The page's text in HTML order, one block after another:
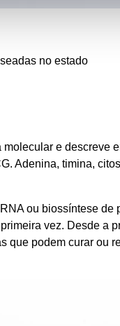
no estado
e
Adenina, timina,
ou biossíntese
vez. Desde
podem curar